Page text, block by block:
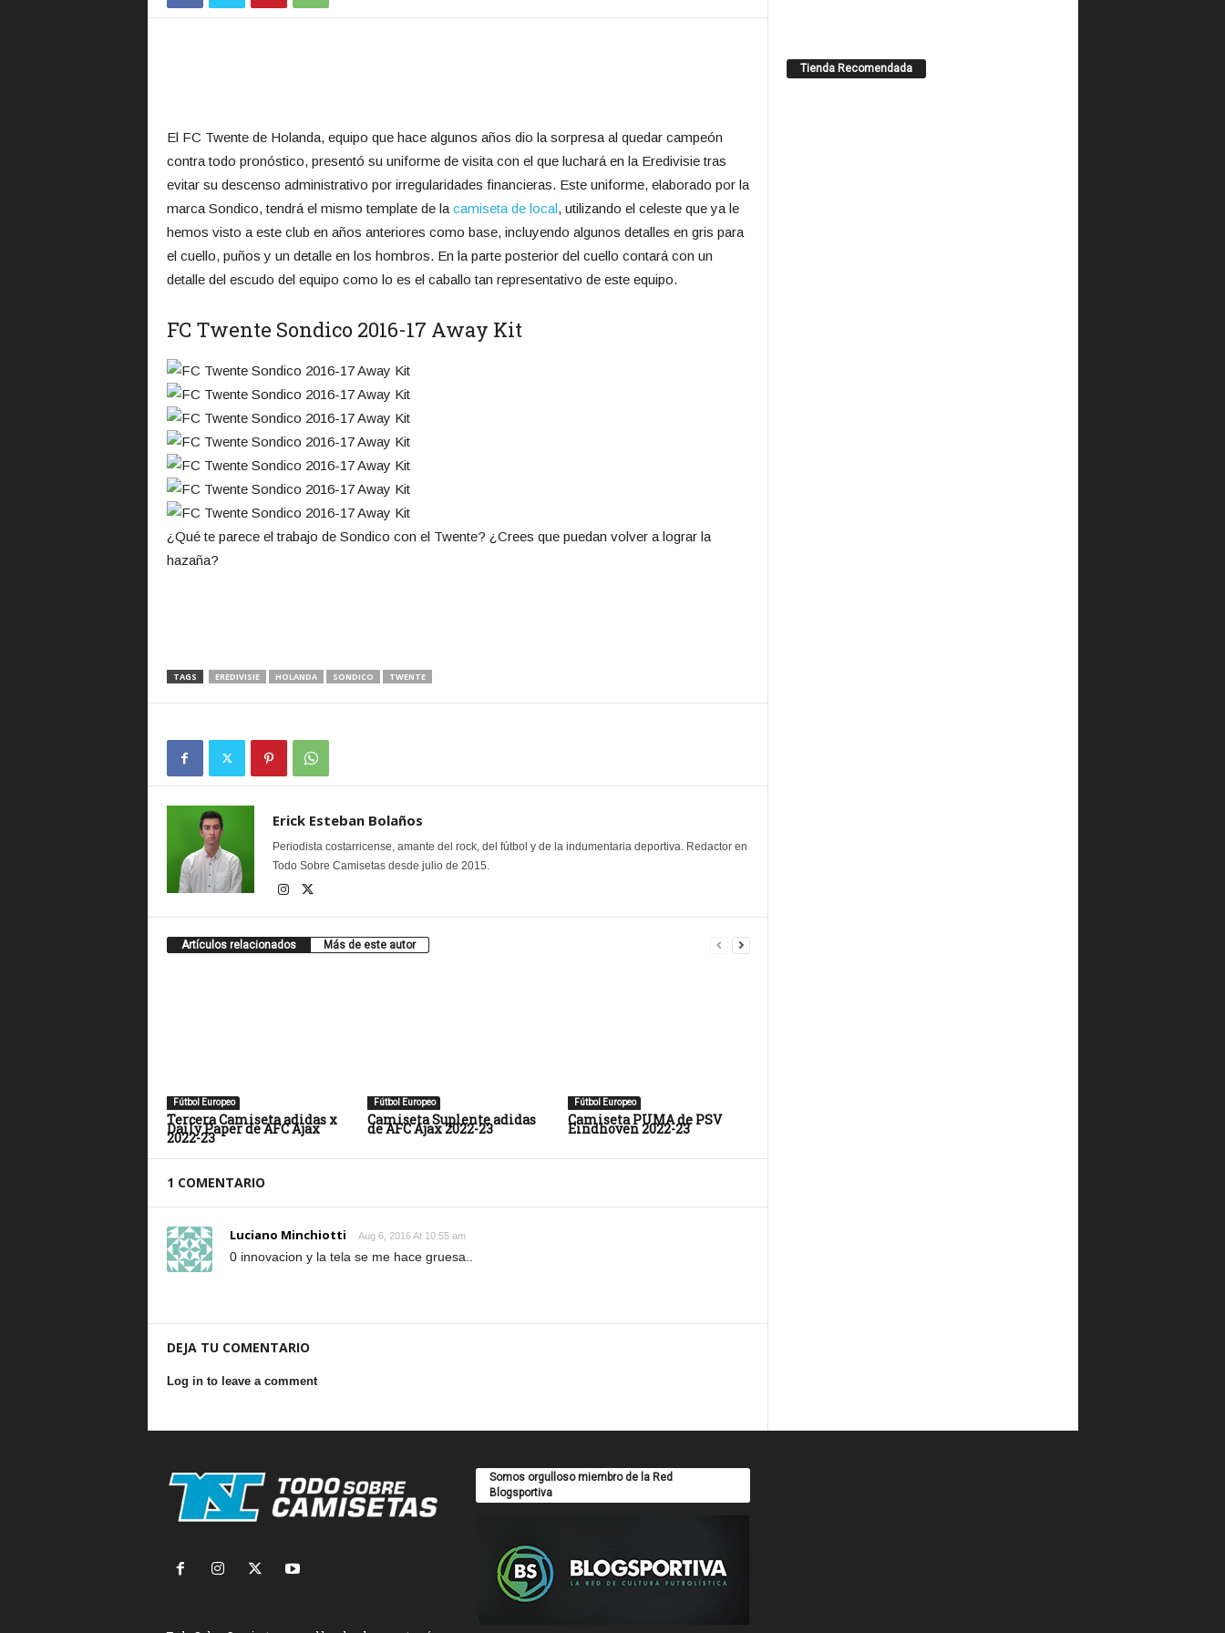
El FC Twente de Holanda, equipo que hace algunos años dio la sorpresa al quedar campeón
contra todo pronóstico, presentó su uniforme de visita con el que luchará en la Eredivisie tras
evitar su descenso administrativo por irregularidades financieras. Este uniforme, elaborado por la
marca Sondico, tendrá el mismo template de la camiseta de local, utilizando el celeste que ya le
hemos visto a este club en años anteriores como base, incluyendo algunos detalles en gris para
el cuello, puños y un detalle en los hombros. En la parte posterior del cuello contará con un
detalle del escudo del equipo como lo es el caballo tan representativo de este equipo.
FC Twente Sondico 2016-17 Away Kit
¿Qué te parece el trabajo de Sondico con el Twente? ¿Crees que puedan volver a lograr la
hazaña?
TAGS EREDIVISIE HOLANDA SONDICO TWENTE
Erick Esteban Bolaños
Periodista costarricense, amante del rock, del fútbol y de la indumentaria deportiva. Redactor en
Todo Sobre Camisetas desde julio de 2015.
Artículos relacionados Más de este autor
Fútbol Europeo
Tercera Camiseta adidas x
Daily Paper de AFC Ajax
2022-23
Fútbol Europeo
Camiseta Suplente adidas
de AFC Ajax 2022-23
Fútbol Europeo
Camiseta PUMA de PSV
Eindhoven 2022-23
1 COMENTARIO
Luciano Minchiotti Aug 6, 2016 At 10:55 am
0 innovacion y la tela se me hace gruesa..
DEJA TU COMENTARIO
Log in to leave a comment
Tienda Recomendada
Somos orgulloso miembro de la Red
Blogsportiva